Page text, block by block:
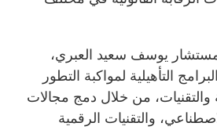
يوسف سعيد العبري،
التأهيلية لمواكبة التطور
والتقنيات، من خلال دمج مجالات
والتقنيات الرقمية